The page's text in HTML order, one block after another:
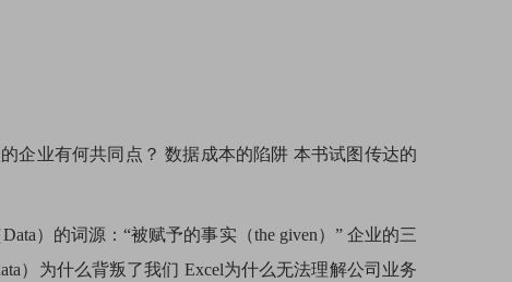
企业有何共同点？ 数据成本的陷阱 本书试图传达的
）的词源：“被赋予的事实（the given）” 企业的三
）为什么背叛了我们 Excel为什么无法理解公司业务